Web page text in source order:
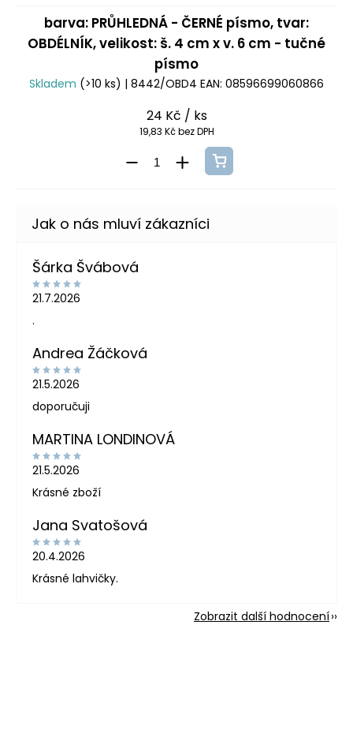
barva: PRŮHLEDNÁ - ČERNÉ písmo, tvar:
OBDÉLNÍK, velikost: š. 4 cm x v. 6 cm - tučné
písmo
Skladem (>10 ks) | 8442/OBD4 EAN: 08596699060866
24 Kč / ks
19,83 Kč bez DPH
Šárka Švábová
21.7.2026
.
Andrea Žáčková
21.5.2026
doporučuji
MARTINA LONDINOVÁ
21.5.2026
Krásné zboží
Jana Svatošová
20.4.2026
Krásné lahvičky.
Zobrazit další hodnocení